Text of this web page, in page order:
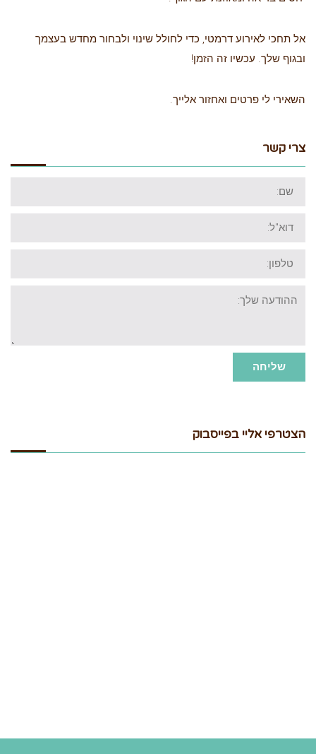
אל תחכי לאירוע דרמטי, כדי לחולל שינוי ולבחור מחדש בעצמך
ובגוף שלך. עכשיו זה הזמן!
השאירי לי פרטים ואחזור אלייך.
צרי קשר
שם:
דוא"ל:
טלפון:
ההודעה
שלך:
שליחה
הצטרפי אליי בפייסבוק